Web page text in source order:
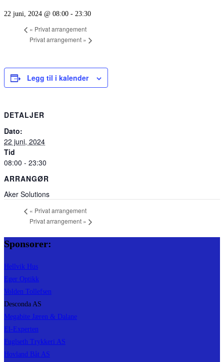
22 juni, 2024 @ 08:00 - 23:30
« Privat arrangement
Privat arrangement »
Legg til i kalender
DETALJER
Dato:
22 juni, 2024
Tid
08:00 - 23:30
ARRANGØR
Aker Solutions
« Privat arrangement
Privat arrangement »
Sponsorer:
Hellvik Hus
Eger Optikk
Volden Tollefsen
Desconda AS
Megabite Jæren & Dalane
El-Experten
Fuglseth Trykkeri AS
Hovland Båt AS